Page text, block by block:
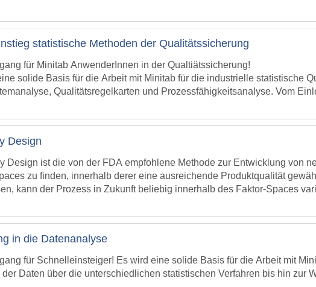
Modell und das proportionale Hazard-Modell. Die Konzepte
in die Zuverlässigkeitsanalyse
Zuverlässigkeitsanalyse
Zuverlässigkeitsanalyse
Methoden die Zuverlässigkeit schätzen
" vermittelt.
statistische Methoden der Qualitätssicherung
für Minitab AnwenderInnen in der Qualtiätssicherung!
solide Basis für die Arbeit mit Minitab für die industrielle statistische
Qualitätsregelkarten und Prozessfähigkeitsanalyse. Vom
mit Minitab zu erstellen. Dabei beherrschen die Teilnehmer
Kurs nicht eingegangen. Entsprechende Fähigkeit werden im
Design
Design ist die von der FDA empfohlene Methode zur Entwicklung von
zu finden, innerhalb derer eine ausreichende Produktqualität
kann der Prozess in Zukunft beliebig innerhalb des Faktor-Spaces
wichtigsten Pfeiler bei der systematischen Suche nach einem Design-
Software Minitab abgebildet.
DoE
Werkzeuge: Hypothesentests und Regression
in die Datenanalyse
für Schnelleinsteiger! Es wird eine solide Basis für die Arbeit mit
der Daten über die unterschiedlichen statistischen Verfahren bis hin zur